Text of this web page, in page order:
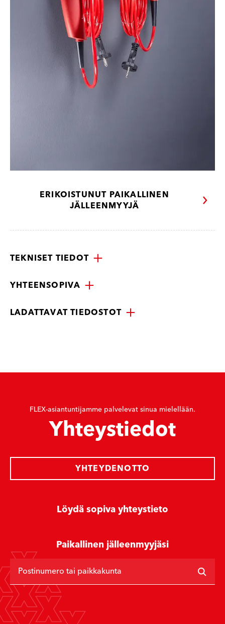
ERIKOISTUNUT PAIKALLINEN
JÄLLEENMYYJÄ
TEKNISET TIEDOT
YHTEENSOPIVA
LADATTAVAT TIEDOSTOT
FLEX-asiantuntijamme palvelevat sinua mielellään.
Yhteystiedot
Löydä sopiva yhteystieto
YHTEYDENOTTO
Paikallinen jälleenmyyjäsi
Postinumero tai paikkakunta